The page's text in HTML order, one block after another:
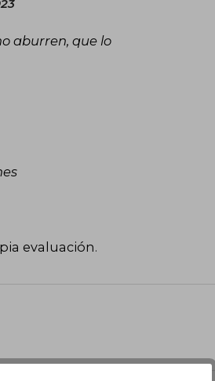
aburren, que lo
evaluación.